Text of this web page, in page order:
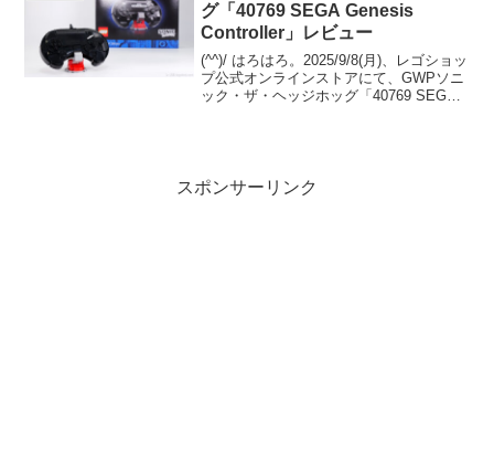
グ「40769 SEGA Genesis
Controller」レビュー
(^^)/ はろはろ。2025/9/8(月)、レゴショッ
プ公式オンラインストアにて、GWPソニ
ック・ザ・ヘッジホッグ「40769 SEGA
スポンサーリンク